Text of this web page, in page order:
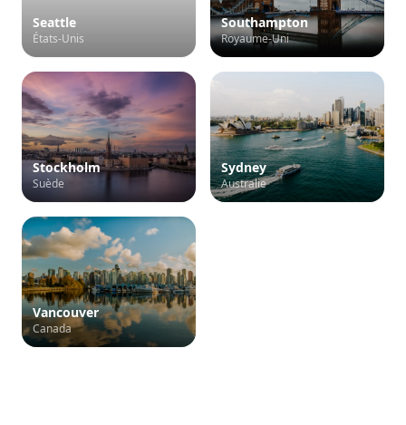
Seattle
États-Unis
Southampton
Royaume-Uni
Stockholm
Suède
Sydney
Australie
Vancouver
Canada